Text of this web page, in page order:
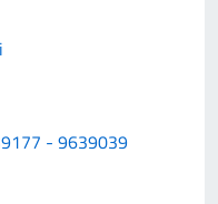
- 9639039